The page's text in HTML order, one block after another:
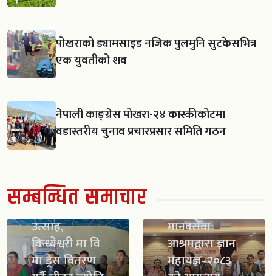
पोखराको ड्यामसाइड नजिक पुलमुनि सुटकेसभित्र
एक युवतीको शव
नेपाली काङ्ग्रेस पोखरा-२४ कास्कीकोटमा
वडास्तरीय चुनाव प्रचारप्रसार समिति गठन
सम्बन्धित समाचार
स्काउट गठन सँगै
विद्यार्थीमा नयाँ
उत्साह,
विन्ध्येश्वरी मा वि
मा ड्रेस वितरण
मानवसेवा
आश्रमद्वारा ज्ञान
महायज्ञ–२०८३